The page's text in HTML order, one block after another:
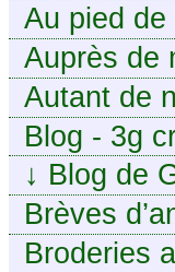
Au pied de
Auprès de
histoire de
Autant de
Blog - 3g
↓ Blog de
de
Brèves
Broderies